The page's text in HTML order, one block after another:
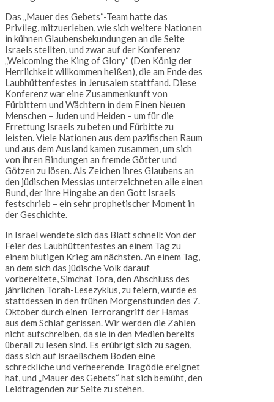
Das „Mauer des Gebets“-Team hatte das
Privileg, mitzuerleben, wie sich weitere Nationen
in kühnen Glaubensbekundungen an die Seite
Israels stellten, und zwar auf der Konferenz
„Welcoming the King of Glory“ (Den König der
Herrlichkeit willkommen heißen), die am Ende des
Laubhüttenfestes in Jerusalem stattfand. Diese
Konferenz war eine Zusammenkunft von
Fürbittern und Wächtern in dem Einen Neuen
Menschen – Juden und Heiden – um für die
Errettung Israels zu beten und Fürbitte zu
leisten. Viele Nationen aus dem pazifischen Raum
und aus dem Ausland kamen zusammen, um sich
von ihren Bindungen an fremde Götter und
Götzen zu lösen. Als Zeichen ihres Glaubens an
den jüdischen Messias unterzeichneten alle einen
Bund, der ihre Hingabe an den Gott Israels
festschrieb – ein sehr prophetischer Moment in
der Geschichte.
In Israel wendete sich das Blatt schnell: Von der
Feier des Laubhüttenfestes an einem Tag zu
einem blutigen Krieg am nächsten. An einem Tag,
an dem sich das jüdische Volk darauf
vorbereitete, Simchat Tora, den Abschluss des
jährlichen Torah-Lesezyklus, zu feiern, wurde es
stattdessen in den frühen Morgenstunden des 7.
Oktober durch einen Terrorangriff der Hamas
aus dem Schlaf gerissen. Wir werden die Zahlen
nicht aufschreiben, da sie in den Medien bereits
überall zu lesen sind. Es erübrigt sich zu sagen,
dass sich auf israelischem Boden eine
schreckliche und verheerende Tragödie ereignet
hat, und „Mauer des Gebets“ hat sich bemüht, den
Leidtragenden zur Seite zu stehen.